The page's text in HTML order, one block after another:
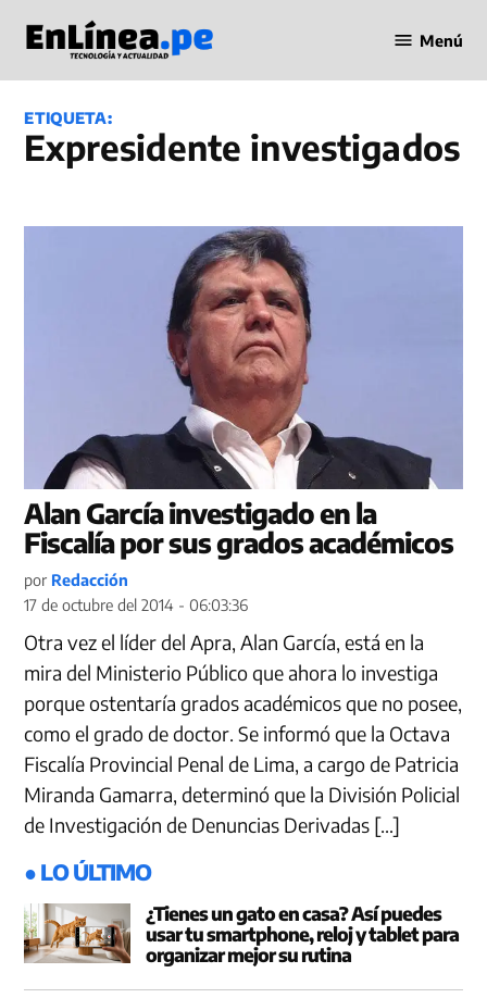
contenido
en Línea
Menú
ETIQUETA:
expresidente investigados
Alan García investigado en la
Fiscalía por sus grados académicos
por Redacción
17 de octubre del 2014 - 06:03:36
Otra vez el líder del Apra, Alan García, está en la
mira del Ministerio Público que ahora lo investiga
porque ostentaría grados académicos que no posee,
como el grado de doctor. Se informó que la Octava
Fiscalía Provincial Penal de Lima, a cargo de Patricia
Miranda Gamarra, determinó que la División Policial
de Investigación de Denuncias Derivadas […]
● LO ÚLTIMO
¿Tienes un gato en casa? Así puedes
usar tu smartphone, reloj y tablet para
organizar mejor su rutina